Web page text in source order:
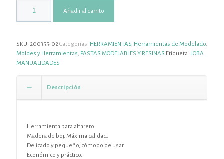
Añadir al carrito
SKU: 200355-02Categorías: HERRAMIENTAS, Herramientas de Modelado,
Moldes y Herramientas, PASTAS MODELABLES Y RESINAS Etiqueta: LOBA
MANUALIDADES
Descripción
Herramienta para alfarero.
Madera de boj. Máxima calidad.
Delicado y pequeño, cómodo de usar
Económico y práctico.